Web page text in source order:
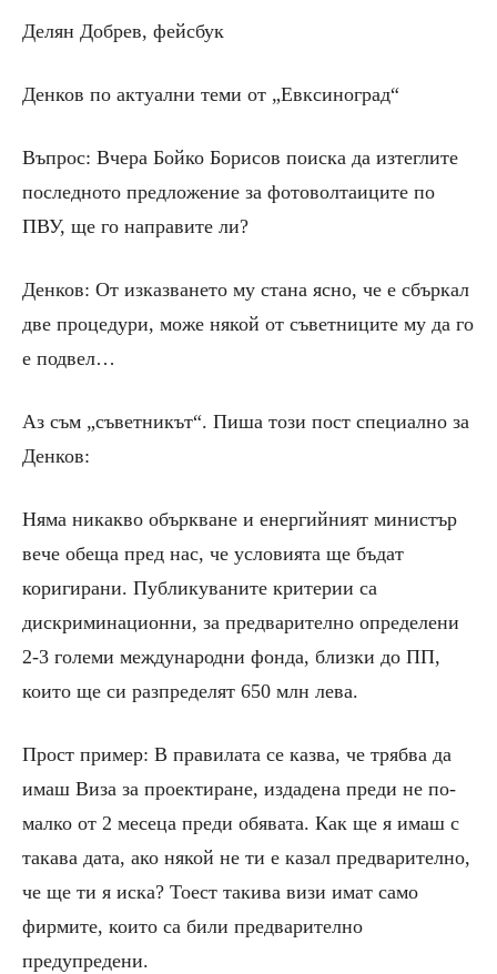
Делян Добрев, фейсбук
Денков по актуални теми от „Евксиноград“
Въпрос: Вчера Бойко Борисов поиска да изтеглите
последното предложение за фотоволтаиците по
ПВУ, ще го направите ли?
Денков: От изказването му стана ясно, че е сбъркал
две процедури, може някой от съветниците му да го
е подвел…
Аз съм „съветникът“. Пиша този пост специално за
Денков:
Няма никакво объркване и енергийният министър
вече обеща пред нас, че условията ще бъдат
коригирани. Публикуваните критерии са
дискриминационни, за предварително определени
2-3 големи международни фонда, близки до ПП,
които ще си разпределят 650 млн лева.
Прост пример: В правилата се казва, че трябва да
имаш Виза за проектиране, издадена преди не по-
малко от 2 месеца преди обявата. Как ще я имаш с
такава дата, ако някой не ти е казал предварително,
че ще ти я иска? Тоест такива визи имат само
фирмите, които са били предварително
предупредени.